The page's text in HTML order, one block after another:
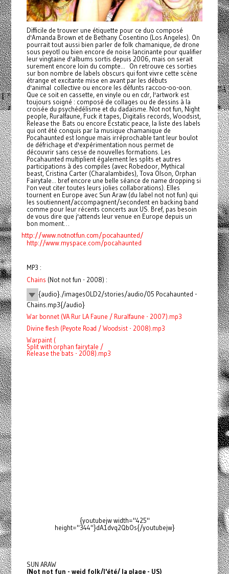
Difficile de trouver une étiquette pour ce duo composé
d'Amanda Brown et de Bethany Cosentino (Los Angeles). On
pourrait tout aussi bien parler de folk chamanique, de drone
sous peyotl ou bien encore de noise lancinante pour qualifier
leur vingtaine d'albums sortis depuis 2006, mais on serait
surement encore loin du compte... On retrouve ces sorties
sur bon nombre de labels obscurs qui font vivre cette scène
étrange et excitante mise en avant par les débuts
d'animal collective ou encore les défunts raccoo-oo-oon.
Que ce soit en cassette, en vinyle ou en cdr, l'artwork est
toujours soigné : composé de collages ou de dessins à la
croisée du psychédélisme et du dadaïsme. Not not fun, Night
people, Ruralfaune, Fuck it tapes, Digitalis records, Woodsist,
Release the Bats ou encore Ecstatic peace, la liste des labels
qui ont été conquis par la musique chamanique de
Pocahaunted est longue mais irréprochable tant leur boulot
de défrichage et d'expérimentation nous permet de
découvrir sans cesse de nouvelles formations. Les
Pocahaunted multiplient également les splits et autres
participations à des compiles (avec Robedoor, Mythical
beast, Cristina Carter (Charalambides), Tova Olson, Orphan
Fairytale... bref encore une belle séance de name dropping si
l'on veut citer toutes leurs jolies collaborations). Elles
tournent en Europe avec Sun Araw (du label not not fun) qui
les soutiennent/accompagnent/secondent en backing band
comme pour leur récents concerts aux US. Bref, pas besoin
de vous dire que j'attends leur venue en Europe depuis un
bon moment…
http://www.notnotfun.com/pocahaunted/
http://www.myspace.com/pocahaunted
MP3 :
Chains (Not not fun - 2008) :
{audio}./imagesOLD2/stories/audio/05 Pocahaunted -
Chains.mp3{/audio}
War bonnet (VA Rur LA Faune / Ruralfaune - 2007).mp3
Divine flesh (Peyote Road / Woodsist - 2008).mp3
Warpaint (
Split with orphan fairytale /
Release the bats - 2008).mp3
{youtubejw width="425"
height="344"}dA1dvq2QbOs{/youtubejw}
SUN ARAW
(Not not fun - weid folk/l'été/ la plage - US)